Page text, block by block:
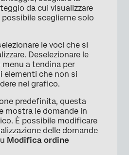
da cui visualizzare
possibile sceglierne solo
le voci che si
Deselezionare le
a tendina per
elementi che non si
nel grafico.
predefinita, questa
mostra le domande in
È possibile modificare
delle domande
Modifica ordine